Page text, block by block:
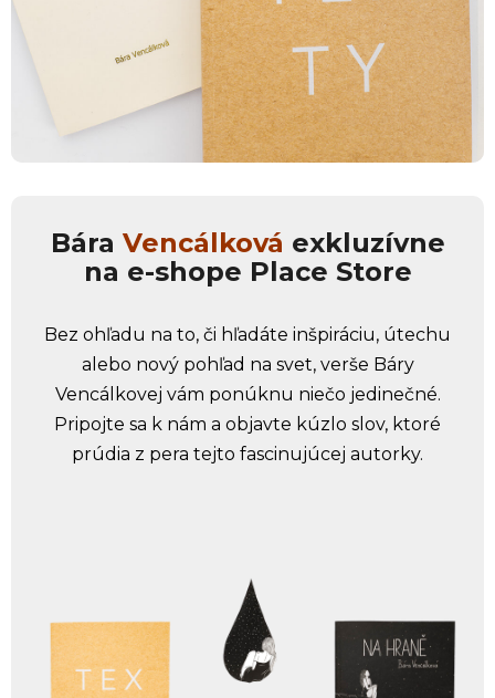
Bára Vencálková exkluzívne
na e-shope Place Store
Bez ohľadu na to, či hľadáte inšpiráciu, útechu
alebo nový pohľad na svet, verše Báry
Vencálkovej vám ponúknu niečo jedinečné.
Pripojte sa k nám a objavte kúzlo slov, ktoré
prúdia z pera tejto fascinujúcej autorky.